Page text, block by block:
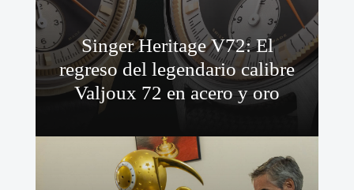
Singer Heritage V72: El
regreso del legendario calibre
Valjoux 72 en acero y oro